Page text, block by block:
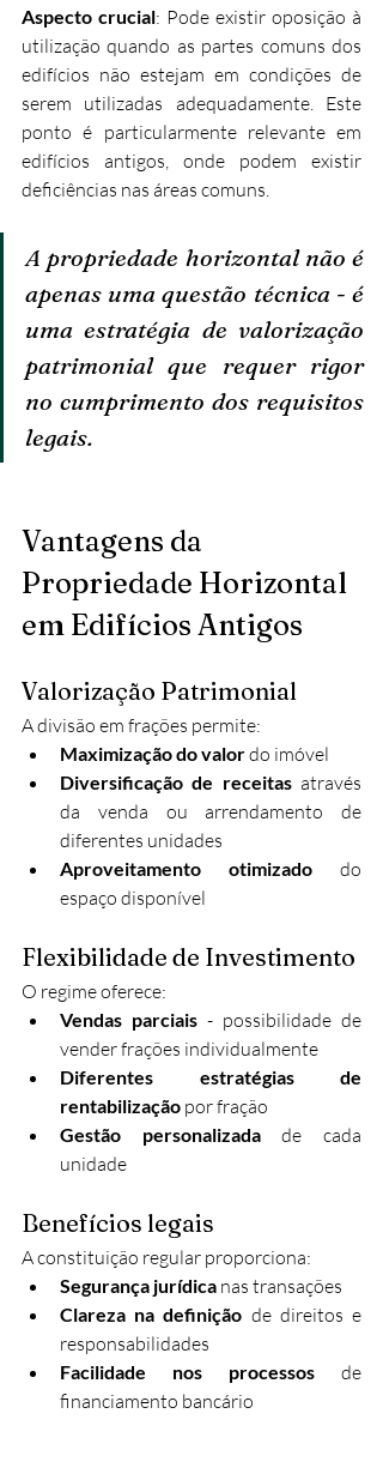
Aspecto crucial: Pode existir oposição à
utilização quando as partes comuns dos
edifícios não estejam em condições de
serem utilizadas adequadamente. Este
ponto é particularmente relevante em
edifícios antigos, onde podem existir
deficiências nas áreas comuns.
A propriedade horizontal não é
apenas uma questão técnica - é
uma estratégia de valorização
patrimonial que requer rigor
no cumprimento dos requisitos
legais.
Vantagens da
Propriedade Horizontal
em Edifícios Antigos
Valorização Patrimonial
A divisão em frações permite:
Maximização do valor do imóvel
Diversificação de receitas através
da venda ou arrendamento de
diferentes unidades
Aproveitamento otimizado do
espaço disponível
Flexibilidade de Investimento
O regime oferece:
Vendas parciais - possibilidade de
vender frações individualmente
Diferentes estratégias de
rentabilização por fração
Gestão personalizada de cada
unidade
Benefícios legais
A constituição regular proporciona:
Segurança jurídica nas transações
Clareza na definição de direitos e
responsabilidades
Facilidade nos processos de
financiamento bancário